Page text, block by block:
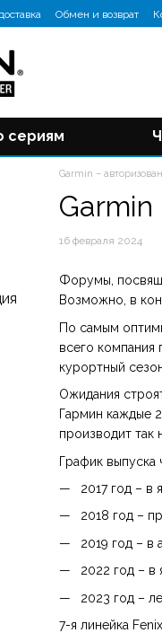
Обмен и возврат
сериям
Garmin –
16 февраля 2024
Форумы,
Возможно, в
По самым
всего компания
курортный
Ожидания
Гармин каждые
производит так
График выпуска
2017 год – в
2018 год –
2019 год – в
2022 год – в
2023 год –
7-я линейка